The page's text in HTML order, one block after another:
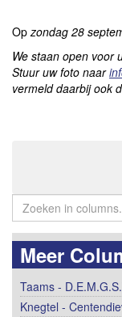
Op zondag 28
We staan open voor
Stuur uw foto naar
vermeld daarbij ook
Meer
Taams -
Knegtel -